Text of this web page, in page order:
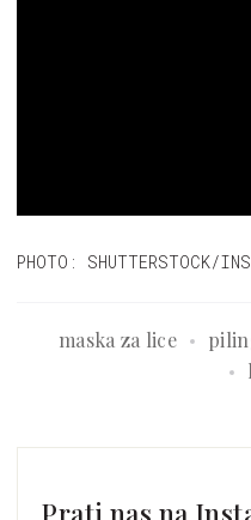
PHOTO: SHUTTERSTOCK/
maska za lice